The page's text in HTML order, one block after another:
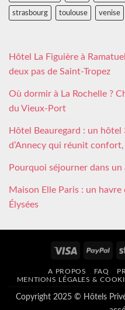
strasbourg toulouse venise
Hôtel La Figuière à
deux pas de Saint-Tropez
Où dormir à La Rochelle ?
du Vieux-Port
Hôtel Beauregard : un
d’Annecy qui réunit
Pourquoi séjourner dans
Maison Elle Paris : un
Élysées
Visa
A PROPOS FAQ
MENTIONS LÉGALES &
Copyright 2025 © Hôtels